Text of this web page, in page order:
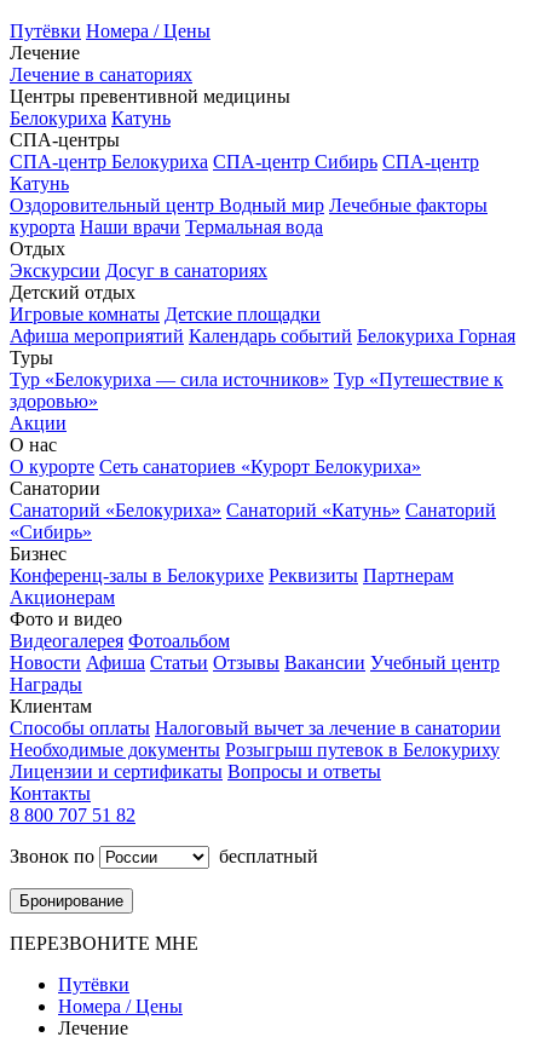
Путёвки Номера / Цены
Лечение
Лечение в санаториях
Центры превентивной медицины
Белокуриха Катунь
СПА-центры
СПА-центр Белокуриха СПА-центр Сибирь СПА-центр
Катунь
Оздоровительный центр Водный мир Лечебные факторы
курорта Наши врачи Термальная вода
Отдых
Экскурсии Досуг в санаториях
Детский отдых
Игровые комнаты Детские площадки
Афиша мероприятий Календарь событий Белокуриха Горная
Туры
Тур «Белокуриха — сила источников» Тур «Путешествие к
здоровью»
Акции
О нас
О курорте Сеть санаториев «Курорт Белокуриха»
Санатории
Санаторий «Белокуриха» Санаторий «Катунь» Санаторий
«Сибирь»
Бизнес
Конференц-залы в Белокурихе Реквизиты Партнерам
Акционерам
Фото и видео
Видеогалерея Фотоальбом
Новости Афиша Статьи Отзывы Вакансии Учебный центр
Награды
Клиентам
Способы оплаты Налоговый вычет за лечение в санатории
Необходимые документы Розыгрыш путевок в Белокуриху
Лицензии и сертификаты Вопросы и ответы
Контакты
8 800 707 51 82
Звонок по
бесплатный
Бронирование
ПЕРЕЗВОНИТЕ МНЕ
Путёвки
Номера / Цены
Лечение